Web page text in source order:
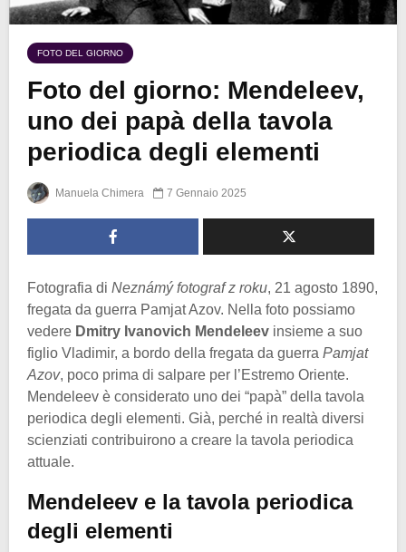
FOTO DEL GIORNO
Foto del giorno: Mendeleev,
uno dei papà della tavola
periodica degli elementi
Manuela Chimera 7 Gennaio 2025
Fotografia di Neznámý fotograf z roku, 21 agosto 1890,
fregata da guerra Pamjat Azov. Nella foto possiamo
vedere Dmitry Ivanovich Mendeleev insieme a suo
figlio Vladimir, a bordo della fregata da guerra Pamjat
Azov, poco prima di salpare per l’Estremo Oriente.
Mendeleev è considerato uno dei “papà” della tavola
periodica degli elementi. Già, perché in realtà diversi
scienziati contribuirono a creare la tavola periodica
attuale.
Mendeleev e la tavola periodica
degli elementi